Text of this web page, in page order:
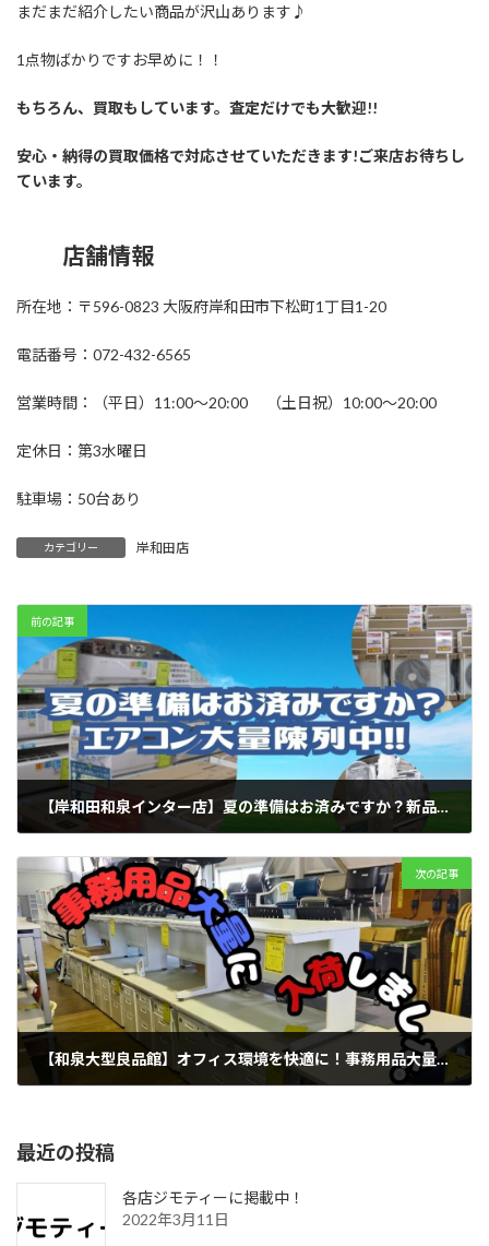
まだまだ紹介したい商品が沢山あります♪
1点物ばかりですお早めに！！
もちろん、買取もしています。査定だけでも大歓迎!!
安心・納得の買取価格で対応させていただきます!ご来店お待ちし
ています。
店舗情報
所在地：〒596-0823 大阪府岸和田市下松町1丁目1-20
電話番号：072-432-6565
営業時間：（平日）11:00～20:00 （土日祝）10:00～20:00
定休日：第3水曜日
駐車場：50台あり
カテゴリー 岸和田店
前の記事
【岸和田和泉インター店】夏の準備はお済みですか？新品エアコン大量陳列中！買い替え・新設はお早めに！
次の記事
【和泉大型良品館】オフィス環境を快適に！事務用品大量入荷しました！✨ 書庫・デスクなど、新品・中古品豊富にご用意！買取も強化中！
最近の投稿
各店ジモティーに掲載中！
2022年3月11日